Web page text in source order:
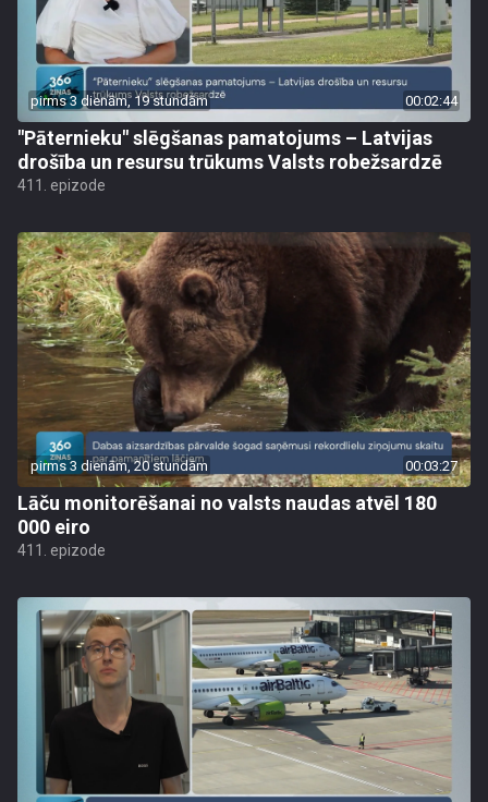
pirms 3 dienām, 19 stundām 00:02:44
"Pāternieku" slēgšanas pamatojums – Latvijas
drošība un resursu trūkums Valsts robežsardzē
411. epizode
pirms 3 dienām, 20 stundām 00:03:27
Lāču monitorēšanai no valsts naudas atvēl 180
000 eiro
411. epizode